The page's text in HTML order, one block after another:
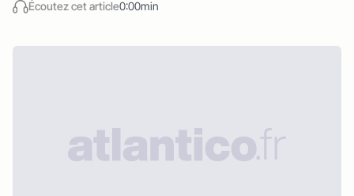
Écoutez cet article0:00min